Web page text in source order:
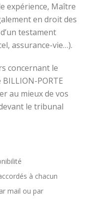
expérience, Maître
en droit des
testament
assurance-vie…).
concernant le
PORTE
au mieux de vos
le tribunal
à chacun
mail ou par